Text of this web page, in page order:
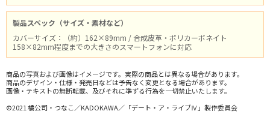
製品スペック（サイズ・素材など）
カバーサイズ：（約）162×89mm / 合成皮革・ポリカーボネイト
158×82mm程度までの大きさのスマートフォンに対応
商品の写真および画像はイメージです。実際の商品とは異なる場合があります。
商品のデザイン・仕様・発売日などは予告なく変更となる場合があります。
画像・テキストの無断転載、及びそれに準ずる行為を一切禁止いたします。
©2021 橘公司・つなこ／KADOKAWA／「デート・ア・ライブⅣ」製作委員会